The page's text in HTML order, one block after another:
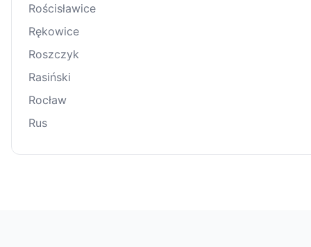
Rościsławice
Rękowice
Roszczyk
Rasiński
Rocław
Rus